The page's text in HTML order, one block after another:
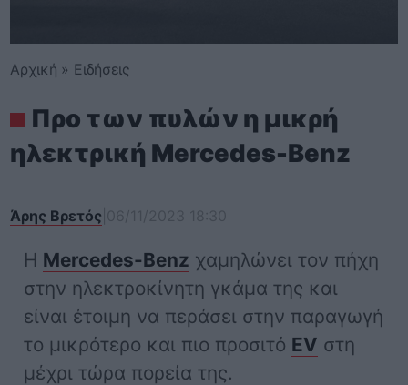
Αρχική » Ειδήσεις
Προ των πυλών η μικρή
ηλεκτρική Mercedes-Benz
Άρης Βρετός
Η Mercedes-Benz χαμηλώνει τον πήχη
στην ηλεκτροκίνητη γκάμα της και
είναι έτοιμη να περάσει στην παραγωγή
το μικρότερο και πιο προσιτό EV στη
μέχρι τώρα πορεία της.